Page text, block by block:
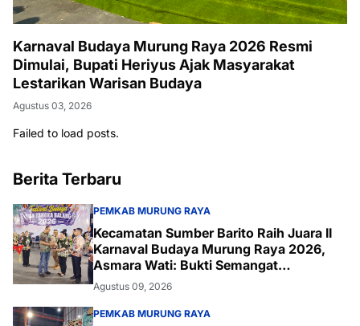
Karnaval Budaya Murung Raya 2026 Resmi
Dimulai, Bupati Heriyus Ajak Masyarakat
Lestarikan Warisan Budaya
Agustus 03, 2026
Failed to load posts.
Berita Terbaru
PEMKAB MURUNG RAYA
Kecamatan Sumber Barito Raih Juara II
Karnaval Budaya Murung Raya 2026,
Asmara Wati: Bukti Semangat
Melestarikan Budaya
Agustus 09, 2026
PEMKAB MURUNG RAYA